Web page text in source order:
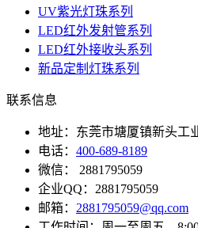
UV紫光灯珠系列
LED红外发射管系列
LED红外接收头系列
新品定制灯珠系列
联系信息
地址：东莞市塘厦镇新头工
电话： 400-689-8189
微信： 2881795059
企业QQ：2881795059
邮箱： 2881795059@qq.com